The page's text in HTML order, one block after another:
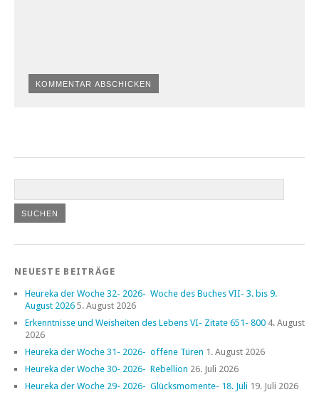
NEUESTE BEITRÄGE
Heureka der Woche 32- 2026- Woche des Buches VII- 3. bis 9.
August 2026 5. August 2026
Erkenntnisse und Weisheiten des Lebens VI- Zitate 651- 800 4. August
2026
Heureka der Woche 31- 2026- offene Türen 1. August 2026
Heureka der Woche 30- 2026- Rebellion 26. Juli 2026
Heureka der Woche 29- 2026- Glücksmomente- 18. Juli 19. Juli 2026